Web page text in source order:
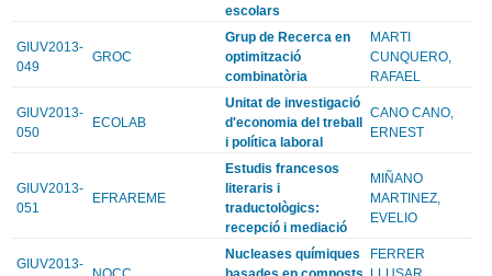
escolars
GIUV2013-
049
GROC
Grup de Recerca en
optimització
combinatòria
MARTI
CUNQUERO,
RAFAEL
GIUV2013-
050
ECOLAB
Unitat de investigació
d'economia del treball
i política laboral
CANO CANO,
ERNEST
GIUV2013-
051
EFRAREME
Estudis francesos
literaris i
traductològics:
recepció i mediació
MIÑANO
MARTINEZ,
EVELIO
GIUV2013-
Nucleases químiques
FERRER